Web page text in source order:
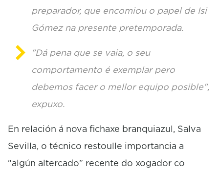
preparador, que encomiou o papel de Isi
Gómez na presente pretemporada.
"Dá pena que se vaia, o seu
comportamento é exemplar pero
debemos facer o mellor equipo posible",
expuxo.
En relación á nova fichaxe branquiazul, Salva
Sevilla, o técnico restoulle importancia a
"algún altercado" recente do xogador co